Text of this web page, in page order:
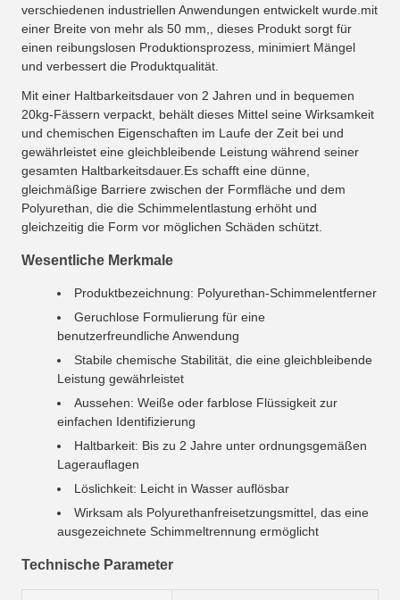
verschiedenen industriellen Anwendungen entwickelt wurde.mit
einer Breite von mehr als 50 mm,, dieses Produkt sorgt für
einen reibungslosen Produktionsprozess, minimiert Mängel
und verbessert die Produktqualität.
Mit einer Haltbarkeitsdauer von 2 Jahren und in bequemen
20kg-Fässern verpackt, behält dieses Mittel seine Wirksamkeit
und chemischen Eigenschaften im Laufe der Zeit bei und
gewährleistet eine gleichbleibende Leistung während seiner
gesamten Haltbarkeitsdauer.Es schafft eine dünne,
gleichmäßige Barriere zwischen der Formfläche und dem
Polyurethan, die die Schimmelentlastung erhöht und
gleichzeitig die Form vor möglichen Schäden schützt.
Wesentliche Merkmale
Produktbezeichnung: Polyurethan-Schimmelentferner
Geruchlose Formulierung für eine
benutzerfreundliche Anwendung
Stabile chemische Stabilität, die eine gleichbleibende
Leistung gewährleistet
Aussehen: Weiße oder farblose Flüssigkeit zur
einfachen Identifizierung
Haltbarkeit: Bis zu 2 Jahre unter ordnungsgemäßen
Lagerauflagen
Löslichkeit: Leicht in Wasser auflösbar
Wirksam als Polyurethanfreisetzungsmittel, das eine
ausgezeichnete Schimmeltrennung ermöglicht
Technische Parameter